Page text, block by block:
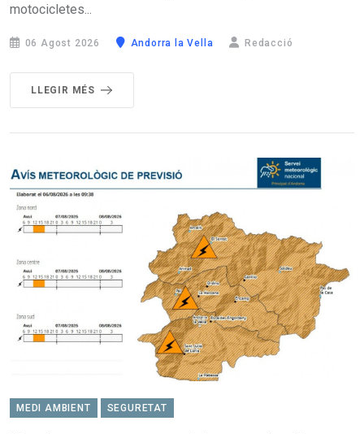
motocicletes...
06 Agost 2026 Andorra la Vella Redacció
LLEGIR MÉS
MEDI AMBIENT SEGURETAT